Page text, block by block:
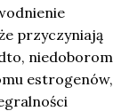
przyczyniają
niedoborom
estrogenów,